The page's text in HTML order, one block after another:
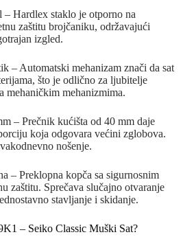
– Hardlex staklo je otporno na
zaštitu brojčaniku, održavajući
izgled.
– Automatski mehanizam znači da sat
što je odlično za ljubitelje
mehaničkim mehanizmima.
– Prečnik kućišta od 40 mm daje
koja odgovara većini zglobova.
nošenje.
– Preklopna kopča sa sigurnosnim
zaštitu. Sprečava slučajno otvaranje
stavljanje i skidanje.
– Seiko Classic Muški Sat?